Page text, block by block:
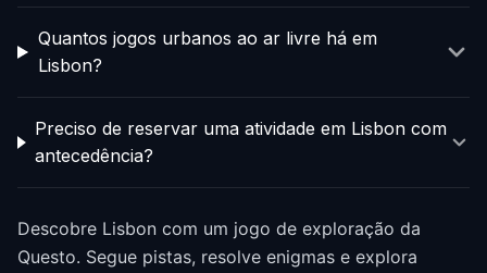
Quantos jogos urbanos ao ar livre há em
Lisbon?
Preciso de reservar uma atividade em Lisbon com
antecedência?
Descobre Lisbon com um jogo de exploração da
Questo. Segue pistas, resolve enigmas e explora